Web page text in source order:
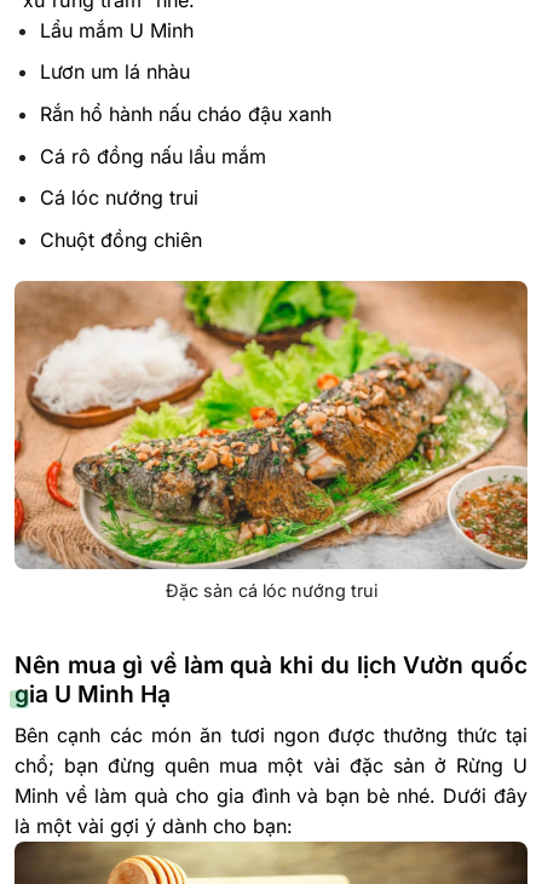
Lẩu mắm U Minh
Lươn um lá nhàu
Rắn hổ hành nấu cháo đậu xanh
Cá rô đồng nấu lẩu mắm
Cá lóc nướng trui
Chuột đồng chiên
Đặc sản cá lóc nướng trui
Nên mua gì về làm quà khi du lịch Vườn quốc
gia U Minh Hạ
Bên cạnh các món ăn tươi ngon được thưởng thức tại
chổ; bạn đừng quên mua một vài đặc sản ở Rừng U
Minh về làm quà cho gia đình và bạn bè nhé. Dưới đây
là một vài gợi ý dành cho bạn: